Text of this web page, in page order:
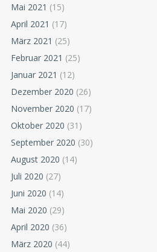
Mai 2021 (15)
April 2021 (17)
März 2021 (25)
Februar 2021 (25)
Januar 2021 (12)
Dezember 2020 (26)
November 2020 (17)
Oktober 2020 (31)
September 2020 (30)
August 2020 (14)
Juli 2020 (27)
Juni 2020 (14)
Mai 2020 (29)
April 2020 (36)
März 2020 (44)